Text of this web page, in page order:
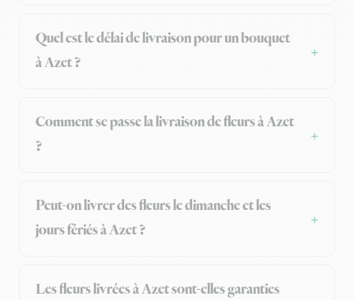
Quel est le délai de livraison pour un bouquet
à Azet ?
Comment se passe la livraison de fleurs à Azet
?
Peut-on livrer des fleurs le dimanche et les
jours fériés à Azet ?
Les fleurs livrées à Azet sont-elles garanties